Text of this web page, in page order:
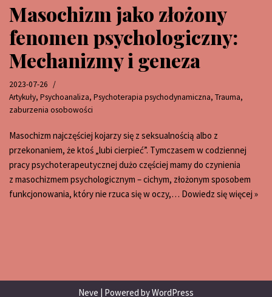
Masochizm jako złożony
fenomen psychologiczny:
Mechanizmy i geneza
2023-07-26
Artykuły, Psychoanaliza, Psychoterapia psychodynamiczna, Trauma,
zaburzenia osobowości
Masochizm najczęściej kojarzy się z seksualnością albo z
przekonaniem, że ktoś „lubi cierpieć”. Tymczasem w codziennej
pracy psychoterapeutycznej dużo częściej mamy do czynienia
z masochizmem psychologicznym – cichym, złożonym sposobem
funkcjonowania, który nie rzuca się w oczy,… Dowiedz się więcej »
Neve | Powered byWordPress